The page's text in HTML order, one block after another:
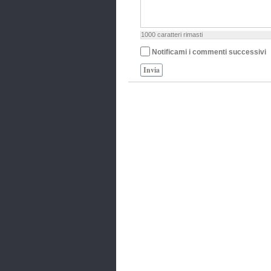
1000 caratteri rimasti
Notificami i commenti successivi
Invia